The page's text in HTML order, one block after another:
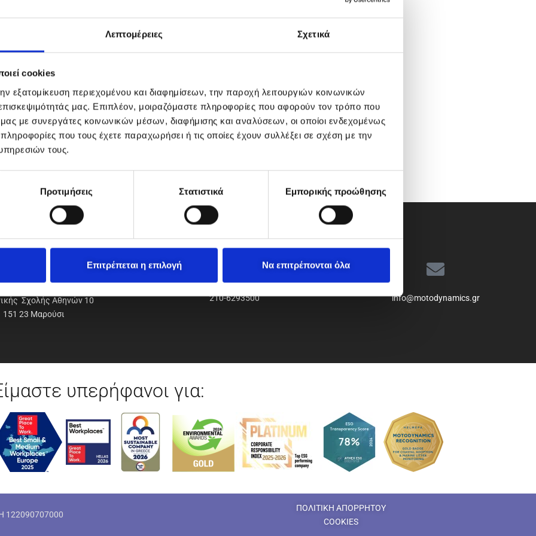
Λεπτομέρειες Σχετικά
cookies
εξατομίκευση περιεχομένου και διαφημίσεων, την παροχή λειτουργιών κοινωνικών
μας. Επιπλέον, μοιραζόμαστε πληροφορίες που αφορούν τον τρόπο που
μας με συνεργάτες κοινωνικών μέσων, διαφήμισης και αναλύσεων, οι οποίοι ενδεχομένως
που τους έχετε παραχωρήσει ή τις οποίες έχουν συλλέξει σε σχέση με την
τους.
Προτιμήσεις Στατιστικά Εμπορικής προώθησης
Επιτρέπεται η επιλογή Να επιτρέπονται όλα
Α.Ε.Ε.
Σχολής Αθηνών 10
151 23 Μαρούσι
210-6293500 info@motodynamics.gr
υπερήφανοι για:
122090707000
ΠΟΛΙΤΙΚΗ ΑΠΟΡΡΗΤΟΥ
COOKIES